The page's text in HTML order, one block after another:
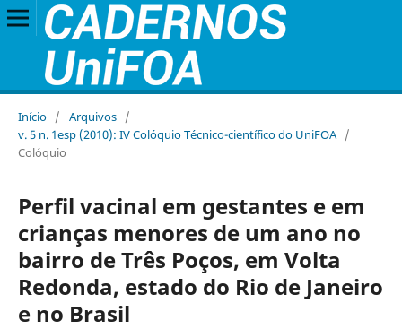
Início / Arquivos /
v. 5 n. 1esp (2010): IV Colóquio Técnico-científico do UniFOA /
Colóquio
Perfil vacinal em gestantes e em
crianças menores de um ano no
bairro de Três Poços, em Volta
Redonda, estado do Rio de Janeiro
e no Brasil